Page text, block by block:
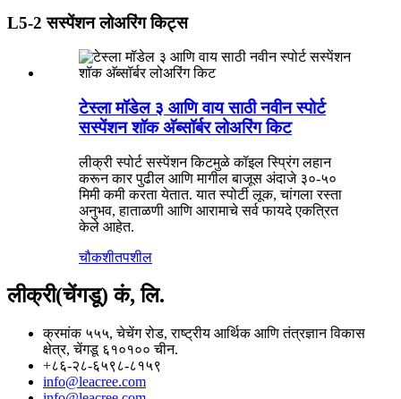
L5-2 सस्पेंशन लोअरिंग किट्स
टेस्ला मॉडेल ३ आणि वाय साठी नवीन स्पोर्ट
सस्पेंशन शॉक अ‍ॅब्सॉर्बर लोअरिंग किट
लीक्री स्पोर्ट सस्पेंशन किटमुळे कॉइल स्प्रिंग लहान
करून कार पुढील आणि मागील बाजूस अंदाजे ३०-५०
मिमी कमी करता येतात. यात स्पोर्टी लूक, चांगला रस्ता
अनुभव, हाताळणी आणि आरामाचे सर्व फायदे एकत्रित
केले आहेत.
चौकशीतपशील
लीक्री(चेंगडू) कं, लि.
क्रमांक ५५५, चेचेंग रोड, राष्ट्रीय आर्थिक आणि तंत्रज्ञान विकास
क्षेत्र, चेंगडू ६१०१०० चीन.
+८६-२८-६५९८-८१५९
info@leacree.com